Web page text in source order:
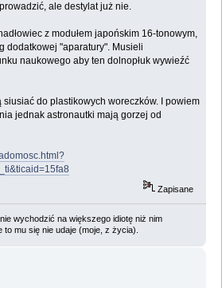
ale destylat już nie.
z modułem japońskim 16-tonowym,
dodatkowej "aparatury". Musieli
naukowego aby ten dolnopłuk wywieźć
siusiać do plastikowych woreczków. I powiem
jednak astronautki mają gorzej od
Zapisane
wychodzić na większego idiotę niż nim
mu się nie udaje (moje, z życia).